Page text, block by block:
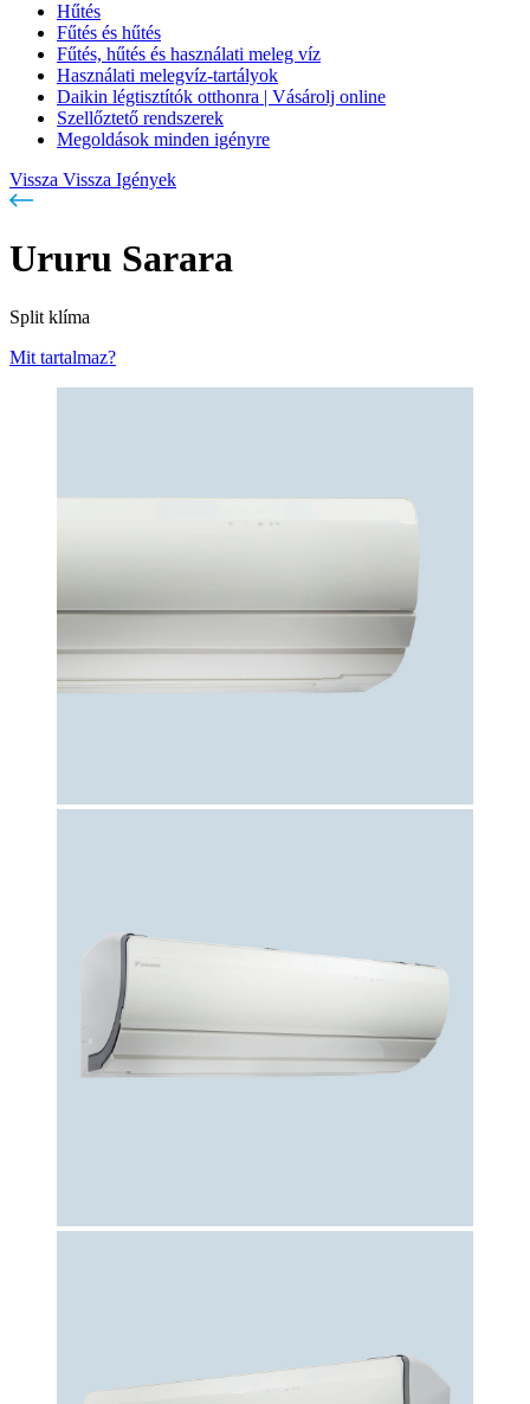
Hűtés
Fűtés és hűtés
Fűtés, hűtés és használati meleg víz
Használati melegvíz-tartályok
Daikin légtisztítók otthonra | Vásárolj online
Szellőztető rendszerek
Megoldások minden igényre
Vissza Vissza Igények
Ururu Sarara
Split klíma
Mit tartalmaz?